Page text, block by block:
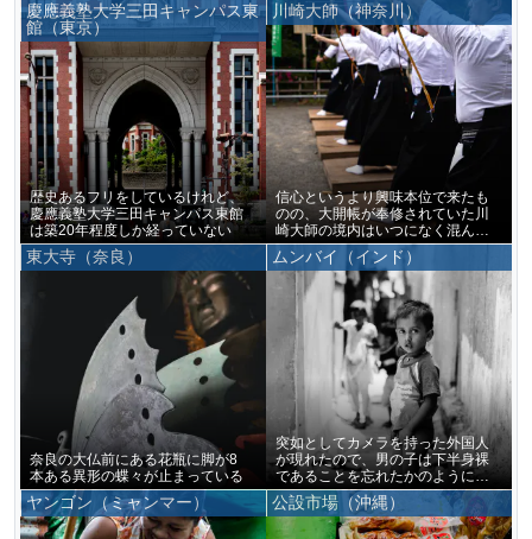
慶應義塾大学三田キャンパス東
館（東京）
歴史あるフリをしているけれど、
慶應義塾大学三田キャンパス東館
は築20年程度しか経っていない
川崎大師（神奈川）
信心というより興味本位で来たも
のの、大開帳が奉修されていた川
崎大師の境内はいつになく混んで
いた
東大寺（奈良）
奈良の大仏前にある花瓶に脚が8
本ある異形の蝶々が止まっている
ムンバイ（インド）
突如としてカメラを持った外国人
が現れたので、男の子は下半身裸
であることを忘れたかのように僕
をじっと見つめ続けていた
ヤンゴン（ミャンマー） 公設市場（沖縄）